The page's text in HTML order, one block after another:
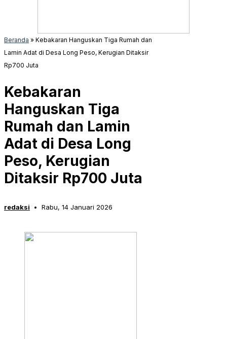
Beranda » Kebakaran Hanguskan Tiga Rumah dan
Lamin Adat di Desa Long Peso, Kerugian Ditaksir
Rp700 Juta
Kebakaran
Hanguskan Tiga
Rumah dan Lamin
Adat di Desa Long
Peso, Kerugian
Ditaksir Rp700 Juta
redaksi Rabu, 14 Januari 2026